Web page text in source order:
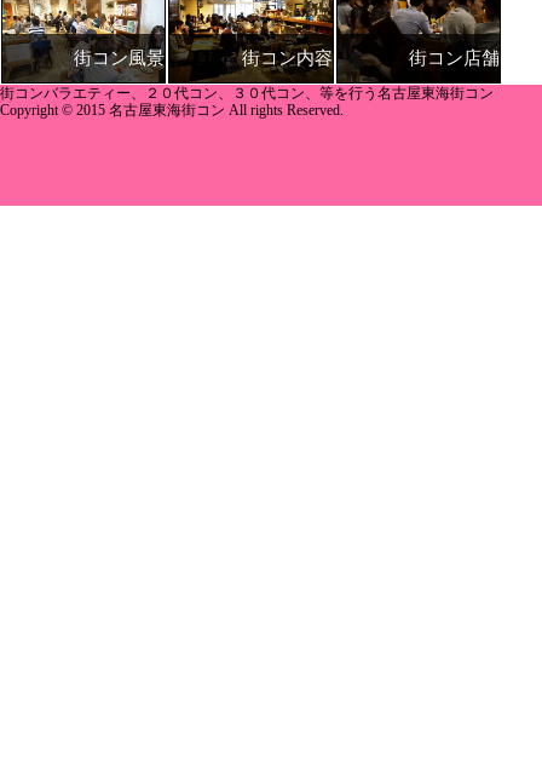
街コン風景 街コン内容 街コン店舗
街コンバラエティー、２０代コン、３０代コン、等を行う名古屋東海街コン
Copyright © 2015 名古屋東海街コン All rights Reserved.